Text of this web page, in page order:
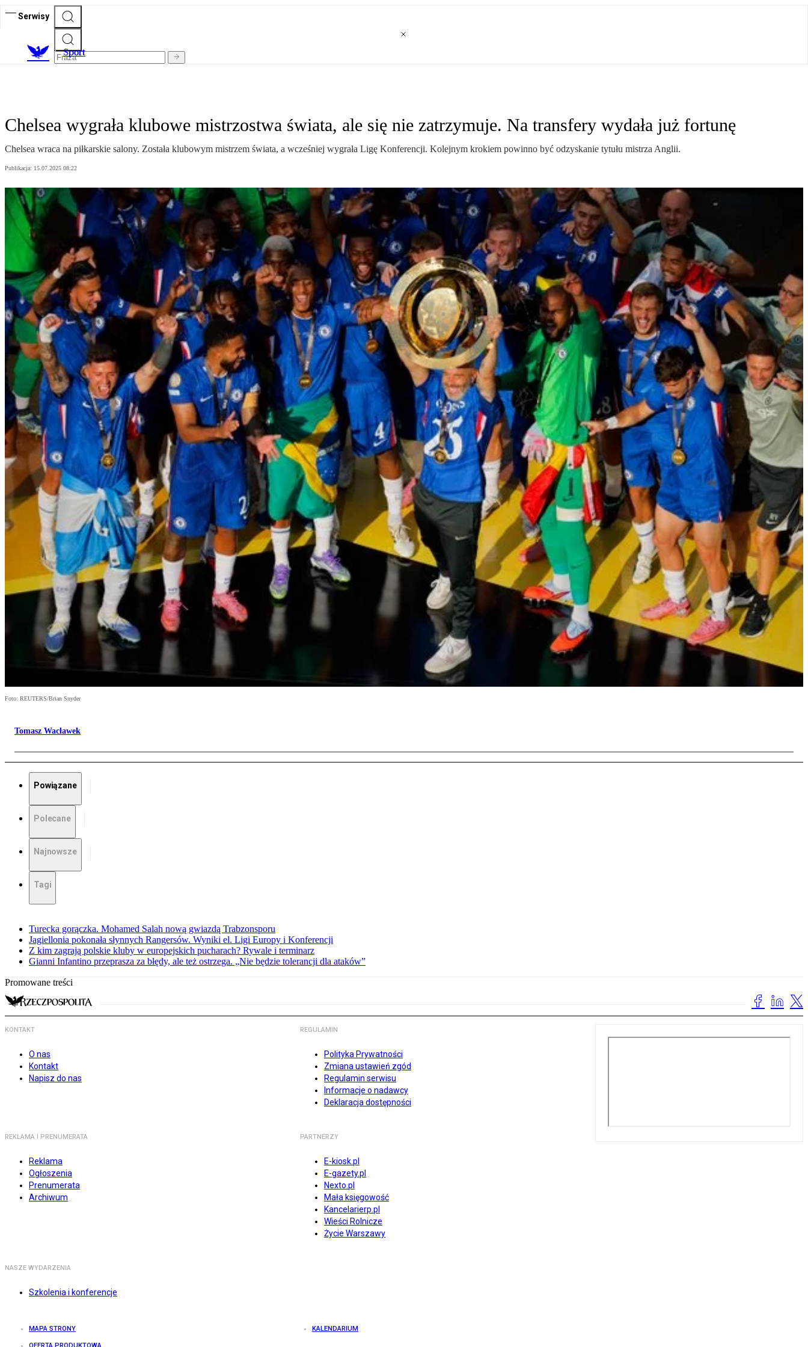
Serwisy
Sport
Chelsea wygrała klubowe mistrzostwa świata, ale się nie zatrzymuje. Na transfery wydała już fortunę
Chelsea wraca na piłkarskie salony. Została klubowym mistrzem świata, a wcześniej wygrała Ligę Konferencji. Kolejnym krokiem powinno być odzyskanie tytułu mistrza Anglii.
Publikacja: 15.07.2025 08:22
Foto: REUTERS/Brian Snyder
Tomasz Wacławek
Powiązane
Polecane
Najnowsze
Tagi
Turecka gorączka. Mohamed Salah nową gwiazdą Trabzonsporu
Jagiellonia pokonała słynnych Rangersów. Wyniki el. Ligi Europy i Konferencji
Z kim zagrają polskie kluby w europejskich pucharach? Rywale i terminarz
Gianni Infantino przeprasza za błędy, ale też ostrzega. „Nie będzie tolerancji dla ataków”
Promowane treści
KONTAKT
O nas
Kontakt
Napisz do nas
REGULAMIN
Polityka Prywatności
Zmiana ustawień zgód
Regulamin serwisu
Informacje o nadawcy
Deklaracja dostępności
REKLAMA I PRENUMERATA
Reklama
Ogłoszenia
Prenumerata
Archiwum
PARTNERZY
E-kiosk.pl
E-gazety.pl
Nexto.pl
Mała księgowość
Kancelarierp.pl
Wieści Rolnicze
Życie Warszawy
NASZE WYDARZENIA
Szkolenia i konferencje
MAPA STRONY KALENDARIUM